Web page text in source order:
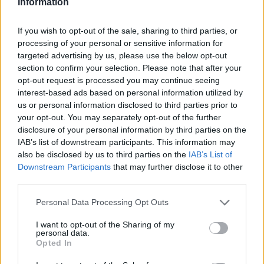
If you wish to opt-out of the sale, sharing to third parties, or
processing of your personal or sensitive information for
targeted advertising by us, please use the below opt-out
section to confirm your selection. Please note that after your
opt-out request is processed you may continue seeing
interest-based ads based on personal information utilized by
us or personal information disclosed to third parties prior to
your opt-out. You may separately opt-out of the further
disclosure of your personal information by third parties on the
IAB’s list of downstream participants. This information may
also be disclosed by us to third parties on the IAB’s List of
Downstream Participants that may further disclose it to other
Please note that this website/app uses one or more Google
not limited to your visit or usage behaviour. You may click to
grant or deny consent to Google and its third-party tags to
use your data for below specified purposes in below Google
consent section.
Personal Data Processing Opt Outs
I want to opt-out of the Sharing of my
personal data.
Opted In
21 δισεκατομμύρια δολάρια. Αυτοί (η Concorde
Corp) θα χρειάζονταν 200 δισεκατομμύρια δολάρια,
ειλικρινά.»
Ο κ. Churchill αρνήθηκε επανειλημμένα να πει πού
θα κατασκευαστεί το νέο αεροπλάνο.
Οι ισχυρισμοί της Concorde Corp έρχονται σε σαφή
αντίθεση με τις εργασίες που βρίσκονται σε εξέλιξη
τις εργασίες σχεδιασμού του υπερηχητικού
αεροσκάφους επίδειξης XB‑1 το 2016. Το
αεροσκάφος αυτό πέταξε για πρώτη φορά το 2024